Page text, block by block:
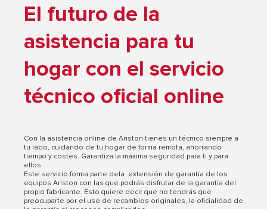
El futuro de la
asistencia para tu
hogar con el servicio
técnico oficial online
Con la asistencia online de Ariston tienes un técnico siempre a
tu lado, cuidando de tu hogar de forma remota, ahorrando
tiempo y costes. Garantiza la máxima seguridad para ti y para
ellos.
Este servicio forma parte dela extensión de garantía de los
equipos Ariston con las que podrás disfrutar de la garantía del
propio fabricante. Esto quiere decir que no tendrás que
preocuparte por el uso de recambios originales, la oficialidad de